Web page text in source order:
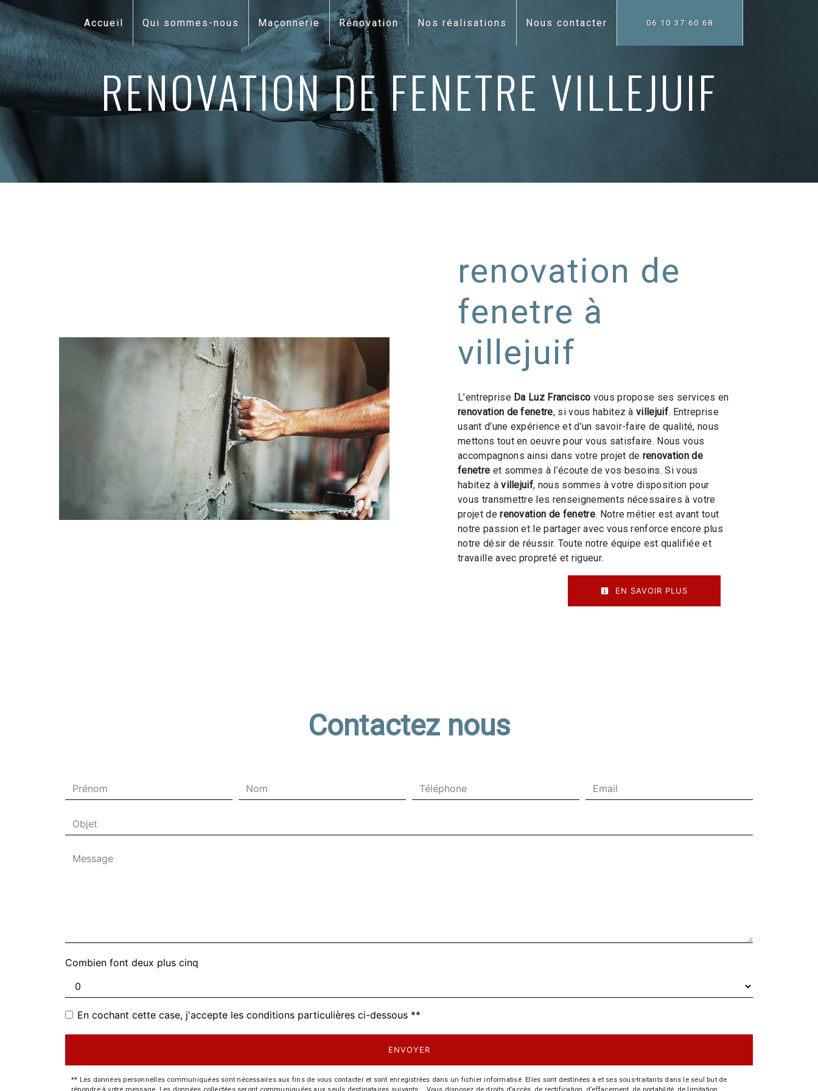
Accueil Qui sommes-nous Maçonnerie Rénovation Nos réalisations Nous contacter 06 10 37 60 68
RENOVATION DE FENETRE VILLEJUIF
renovation de
fenetre à
villejuif
L’entreprise Da Luz Francisco vous propose ses services en
renovation de fenetre, si vous habitez àvillejuif. Entreprise
usant d’une expérience et d’un savoir-faire de qualité, nous
mettons tout en oeuvre pour vous satisfaire. Nous vous
accompagnons ainsi dans votre projet de renovation de
fenetre et sommes à l’écoute de vos besoins. Si vous
habitez àvillejuif, nous sommes à votre disposition pour
vous transmettre les renseignements nécessaires à votre
projet derenovation de fenetre. Notre métier est avant tout
notre passion et le partager avec vous renforce encore plus
notre désir de réussir. Toute notre équipe est qualifiée et
travaille avec propreté et rigueur.
EN SAVOIR PLUS
Contactez nous
Combien font deux plus cinq
En cochant cette case, j'accepte les conditions particulières ci-dessous **
ENVOYER
** Les données personnelles communiquées sont nécessaires aux fins de vous contacter et sont enregistrées dans un fichier informatisé. Elles sont destinées à et ses sous-traitants dans le seul but de
Panneau de gestion des cookies